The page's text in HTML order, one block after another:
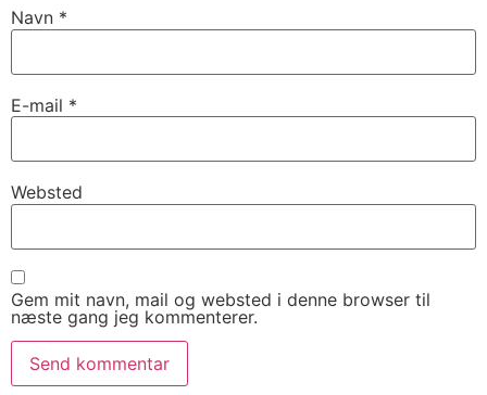
Navn *
E-mail *
Websted
Gem mit navn, mail og websted i denne browser til
næste gang jeg kommenterer.